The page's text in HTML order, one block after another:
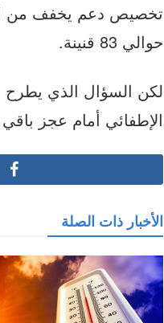
حوالي 83 قنينة.
لكن السؤال الذي يطرح
الإطفائي أمام عجز
الأخبار ذات الصلة